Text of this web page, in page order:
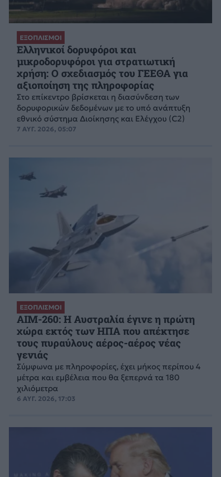
ΕΞΟΠΛΙΣΜΟΙ
Ελληνικοί δορυφόροι και
μικροδορυφόροι για στρατιωτική
χρήση: Ο σχεδιασμός του ΓΕΕΘΑ για
αξιοποίηση της πληροφορίας
Στο επίκεντρο βρίσκεται η διασύνδεση των
δορυφορικών δεδομένων με το υπό ανάπτυξη
εθνικό σύστημα Διοίκησης και Ελέγχου (C2)
7 ΑΥΓ. 2026, 05:07
ΕΞΟΠΛΙΣΜΟΙ
AIM-260: Η Αυστραλία έγινε η πρώτη
χώρα εκτός των ΗΠΑ που απέκτησε
τους πυραύλους αέρος-αέρος νέας
γενιάς
Σύμφωνα με πληροφορίες, έχει μήκος περίπου 4
μέτρα και εμβέλεια που θα ξεπερνά τα 180
χιλιόμετρα
6 ΑΥΓ. 2026, 17:03